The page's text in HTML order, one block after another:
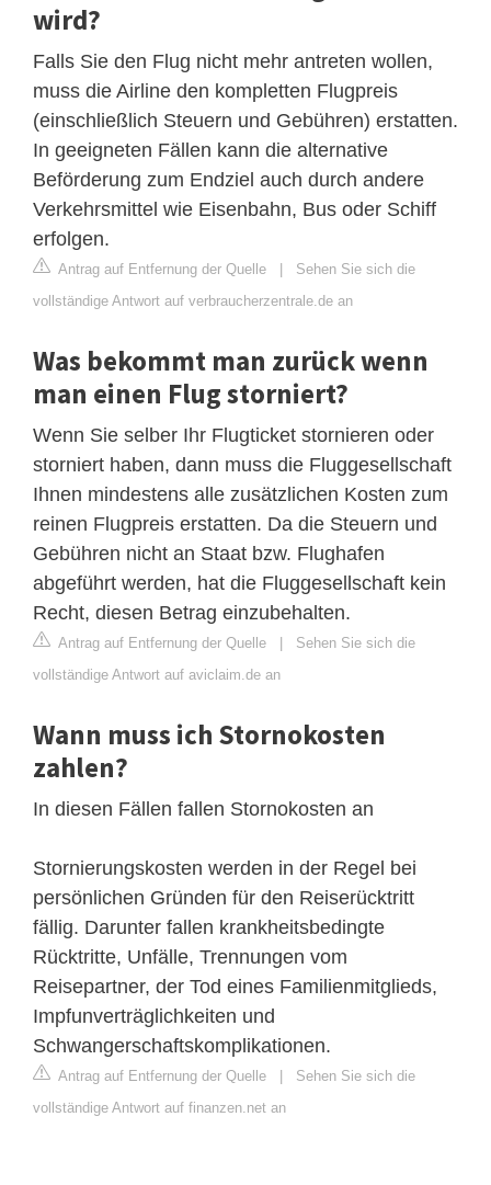
wird?
Falls Sie den Flug nicht mehr antreten wollen,
muss die Airline den kompletten Flugpreis
(einschließlich Steuern und Gebühren) erstatten.
In geeigneten Fällen kann die alternative
Beförderung zum Endziel auch durch andere
Verkehrsmittel wie Eisenbahn, Bus oder Schiff
erfolgen.
Antrag auf Entfernung der Quelle | Sehen Sie sich die
vollständige Antwort auf verbraucherzentrale.de an
Was bekommt man zurück wenn
man einen Flug storniert?
Wenn Sie selber Ihr Flugticket stornieren oder
storniert haben, dann muss die Fluggesellschaft
Ihnen mindestens alle zusätzlichen Kosten zum
reinen Flugpreis erstatten. Da die Steuern und
Gebühren nicht an Staat bzw. Flughafen
abgeführt werden, hat die Fluggesellschaft kein
Recht, diesen Betrag einzubehalten.
Antrag auf Entfernung der Quelle | Sehen Sie sich die
vollständige Antwort auf aviclaim.de an
Wann muss ich Stornokosten
zahlen?
In diesen Fällen fallen Stornokosten an
Stornierungskosten werden in der Regel bei
persönlichen Gründen für den Reiserücktritt
fällig. Darunter fallen krankheitsbedingte
Rücktritte, Unfälle, Trennungen vom
Reisepartner, der Tod eines Familienmitglieds,
Impfunverträglichkeiten und
Schwangerschaftskomplikationen.
Antrag auf Entfernung der Quelle | Sehen Sie sich die
vollständige Antwort auf finanzen.net an